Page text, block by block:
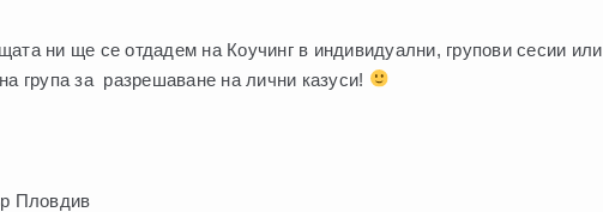
ни ще се отдадем на Коучинг в индивидуални, групови сесии или
група за разрешаване на лични казуси!
Пловдив